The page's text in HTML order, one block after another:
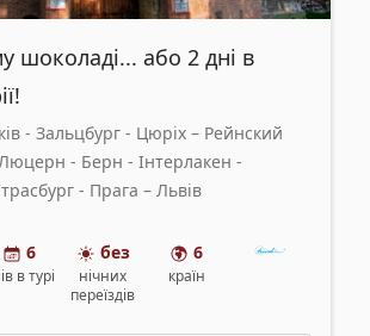
шоколаді... або 2 дні в
- Зальцбург - Цюріх – Рейнский
- Берн - Інтерлакен -
- Прага – Львів
6
в турі
без
нічних
переїздів
6
країн